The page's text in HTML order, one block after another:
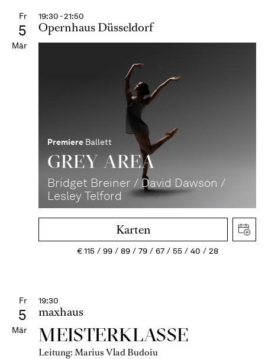
Fr
5
Mär
19:30 - 21:50
Opernhaus Düsseldorf
Premiere Ballett
GREY AREA
Bridget Breiner / David Dawson /
Lesley Telford
Karten
€115 99 89 79 67 55 40 28
Fr
5
Mär
19:30
maxhaus
MEISTERKLASSE
Leitung: Marius Vlad Budoiu